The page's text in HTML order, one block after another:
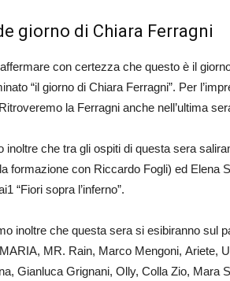
giorno di Chiara Ferragni
con certezza che questo è il
“il giorno di Chiara Ferragni”. Per
la Ferragni anche nell’ultima
inoltre che tra gli ospiti di questa sera
formazione con Riccardo Fogli) ed Elena
“Fiori sopra l’inferno”.
inoltre che questa sera si esibiranno sul
MR. Rain, Marco Mengoni, Ariete,
Gianluca Grignani, Olly, Colla Zio, Mara